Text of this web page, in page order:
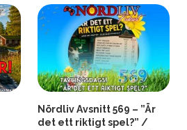
Nördliv Avsnitt 569 – ”Är
det ett riktigt spel?” /